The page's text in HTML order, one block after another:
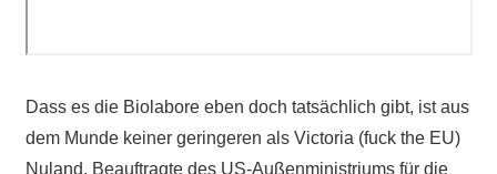
Dass es die Biolabore eben doch tatsächlich gibt, ist aus
dem Munde keiner geringeren als Victoria (fuck the EU)
Nuland, Beauftragte des US-Außenministriums für die